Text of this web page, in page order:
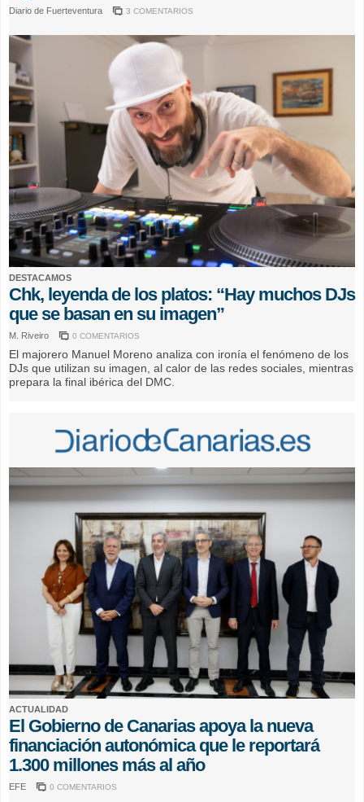
Diario de Fuerteventura 3 COMENTARIOS
DESTACAMOS
Chk, leyenda de los platos: “Hay muchos DJs
que se basan en su imagen”
M. Riveiro 0 COMENTARIOS
El majorero Manuel Moreno analiza con ironía el fenómeno de los
DJs que utilizan su imagen, al calor de las redes sociales, mientras
prepara la final ibérica del DMC.
ACTUALIDAD
El Gobierno de Canarias apoya la nueva
financiación autonómica que le reportará
1.300 millones más al año
EFE 0 COMENTARIOS